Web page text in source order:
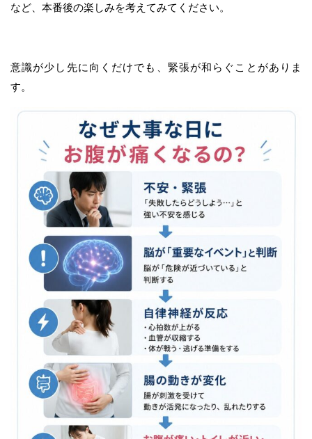
など、本番後の楽しみを考えてみてください。
意識が少し先に向くだけでも、緊張が和らぐことがありま
す。